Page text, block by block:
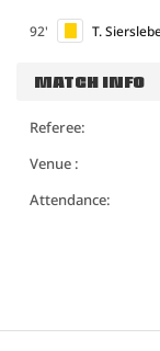
92' T.
MATCH INFO
Referee:
Venue :
Attendance: